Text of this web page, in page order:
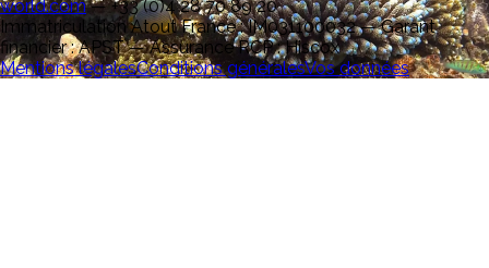
world.com—+33 (0)4 28 70 89 20
Immatriculation Atout France : IM031100032 — Garant
financier : APST — Assurance RCP : Hiscox
Mentions légalesConditions généralesVos données